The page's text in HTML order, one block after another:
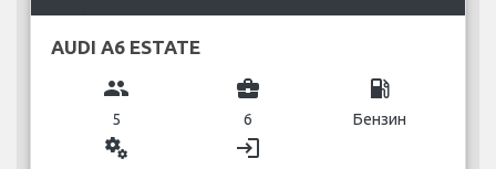
AUDI A6 ESTATE
group
5
business_center
6
local_gas_station
Бензин
miscellaneous_services login